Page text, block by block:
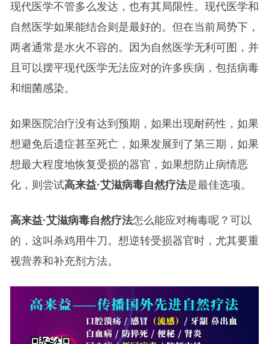
现代医学不管多么发达，也有其局限性。现代医学和
自然医学如果能结合则是最好的。但在当前局势下，
两者通常是水火不容的。因为自然医学无利可图，并
且可以摆平现代医学无法应对的许多疾病，包括病毒
和细菌感染。
如果医院治疗没有达到预期，如果出现耐药性，如果
想避免后遗症甚至死亡，如果发展到了第三期，如果
想最大程度地恢复受损的器官，如果想防止病情恶
化，则尝试高来益·艾滋病毒自然疗法是最佳选项。
高来益·艾滋病毒自然疗法怎么能应对梅毒呢？可以
的，这叫杀鸡用牛刀。想逆转受损器官时，尤其要重
视营养和补充剂方法。